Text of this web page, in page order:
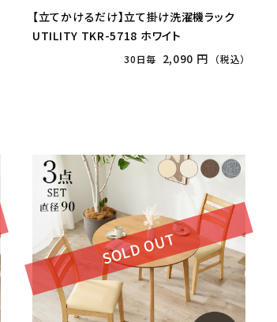
【立てかけるだけ】立て掛け洗濯機ラック
UTILITY TKR-5718 ホワイト
30日毎 2,090 円 （税込）
SOLD OUT